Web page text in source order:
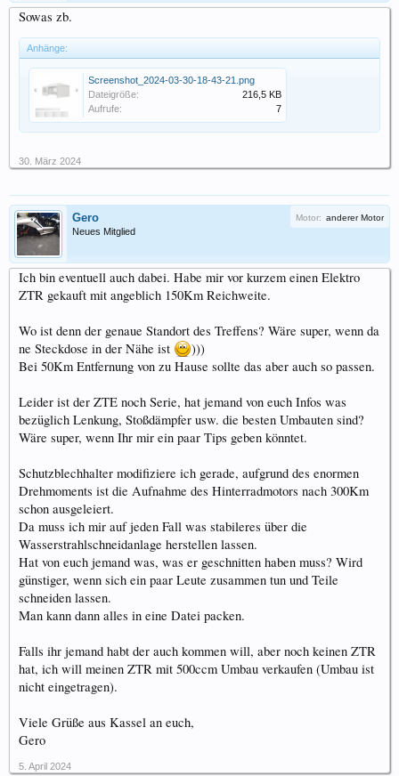
Sowas zb.
Anhänge:
Screenshot_2024-03-30-18-43-21.png
Dateigröße:
216,5 KB
Aufrufe:
7
30. März 2024
Gero
Neues Mitglied
Motor: anderer Motor
Ich bin eventuell auch dabei. Habe mir vor kurzem einen Elektro
ZTR gekauft mit angeblich 150Km Reichweite.
Wo ist denn der genaue Standort des Treffens? Wäre super, wenn da
ne Steckdose in der Nähe ist
)))
Bei 50Km Entfernung von zu Hause sollte das aber auch so passen.
Leider ist der ZTE noch Serie, hat jemand von euch Infos was
bezüglich Lenkung, Stoßdämpfer usw. die besten Umbauten sind?
Wäre super, wenn Ihr mir ein paar Tips geben könntet.
Schutzblechhalter modifiziere ich gerade, aufgrund des enormen
Drehmoments ist die Aufnahme des Hinterradmotors nach 300Km
schon ausgeleiert.
Da muss ich mir auf jeden Fall was stabileres über die
Wasserstrahlschneidanlage herstellen lassen.
Hat von euch jemand was, was er geschnitten haben muss? Wird
günstiger, wenn sich ein paar Leute zusammen tun und Teile
schneiden lassen.
Man kann dann alles in eine Datei packen.
Falls ihr jemand habt der auch kommen will, aber noch keinen ZTR
hat, ich will meinen ZTR mit 500ccm Umbau verkaufen (Umbau ist
nicht eingetragen).
Viele Grüße aus Kassel an euch,
Gero
5. April 2024